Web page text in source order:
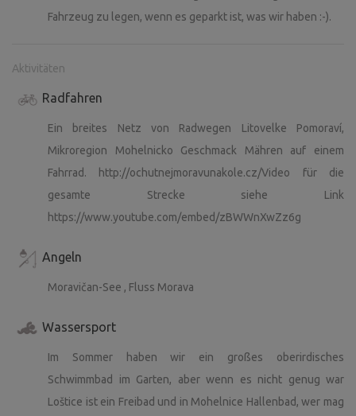
Fahrzeug zu legen, wenn es geparkt ist, was wir haben :-).
Aktivitäten
Radfahren
Ein breites Netz von Radwegen Litovelke Pomoraví,
Mikroregion Mohelnicko Geschmack Mähren auf einem
Fahrrad. http://ochutnejmoravunakole.cz/Video für die
gesamte Strecke siehe Link
https://www.youtube.com/embed/zBWWnXwZz6g
Angeln
Moravičan-See , Fluss Morava
Wassersport
Im Sommer haben wir ein großes oberirdisches
Schwimmbad im Garten, aber wenn es nicht genug war
Loštice ist ein Freibad und in Mohelnice Hallenbad, wer mag